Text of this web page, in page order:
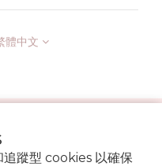
蹤型 cookies 以確保
體中文
與細則
rights reserved.